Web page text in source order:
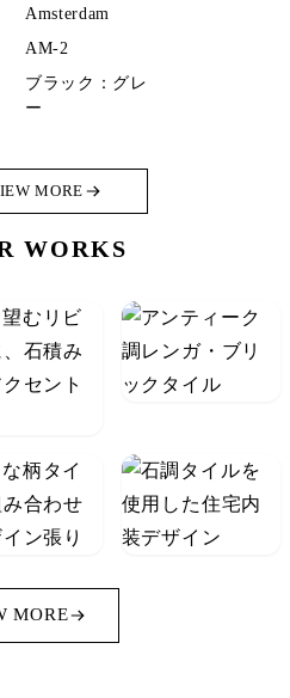
Amsterdam
AM-2
ブラック：グレ
ー
MORE
WORKS
MORE